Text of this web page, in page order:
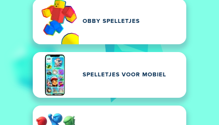
OBBY SPELLETJES
SPELLETJES VOOR MOBIEL